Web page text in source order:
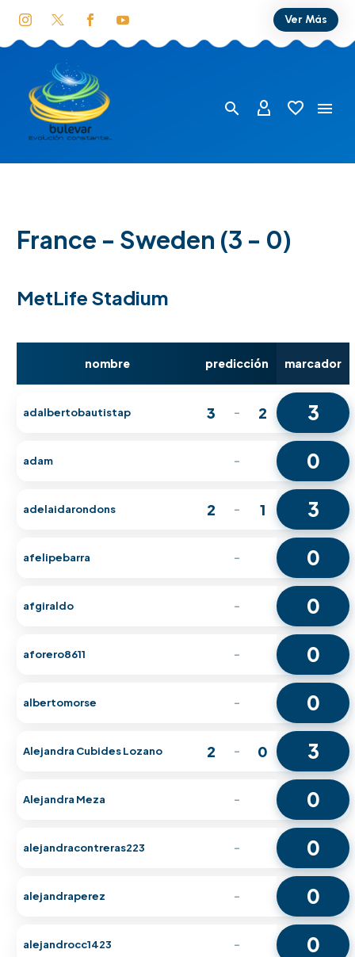
Ver Más
France - Sweden (3 - 0)
MetLife Stadium
nombre predicción marcador
adalbertobautistap 3 - 2 3
adam - 0
adelaidarondons 2 - 1 3
afelipebarra - 0
afgiraldo - 0
aforero8611 - 0
albertomorse - 0
Alejandra Cubides Lozano 2 - 0 3
Alejandra Meza - 0
alejandracontreras223 - 0
alejandraperez - 0
alejandrocc1423 - 0